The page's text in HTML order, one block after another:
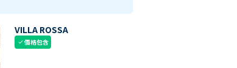
VILLA ROSSA
check價格包含